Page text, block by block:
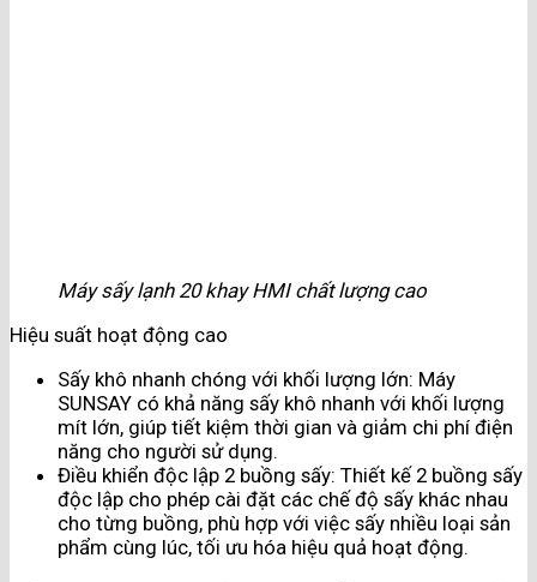
Máy sấy lạnh 20 khay HMI chất lượng cao
Hiệu suất hoạt động cao
Sấy khô nhanh chóng với khối lượng lớn: Máy
SUNSAY có khả năng sấy khô nhanh với khối lượng
mít lớn, giúp tiết kiệm thời gian và giảm chi phí điện
năng cho người sử dụng.
Điều khiển độc lập 2 buồng sấy: Thiết kế 2 buồng sấy
độc lập cho phép cài đặt các chế độ sấy khác nhau
cho từng buồng, phù hợp với việc sấy nhiều loại sản
phẩm cùng lúc, tối ưu hóa hiệu quả hoạt động.